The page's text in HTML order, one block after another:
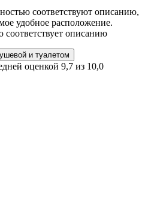
соответствуют описанию,
удобное расположение.
описанию
и туалетом
оценкой 9,7 из 10,0